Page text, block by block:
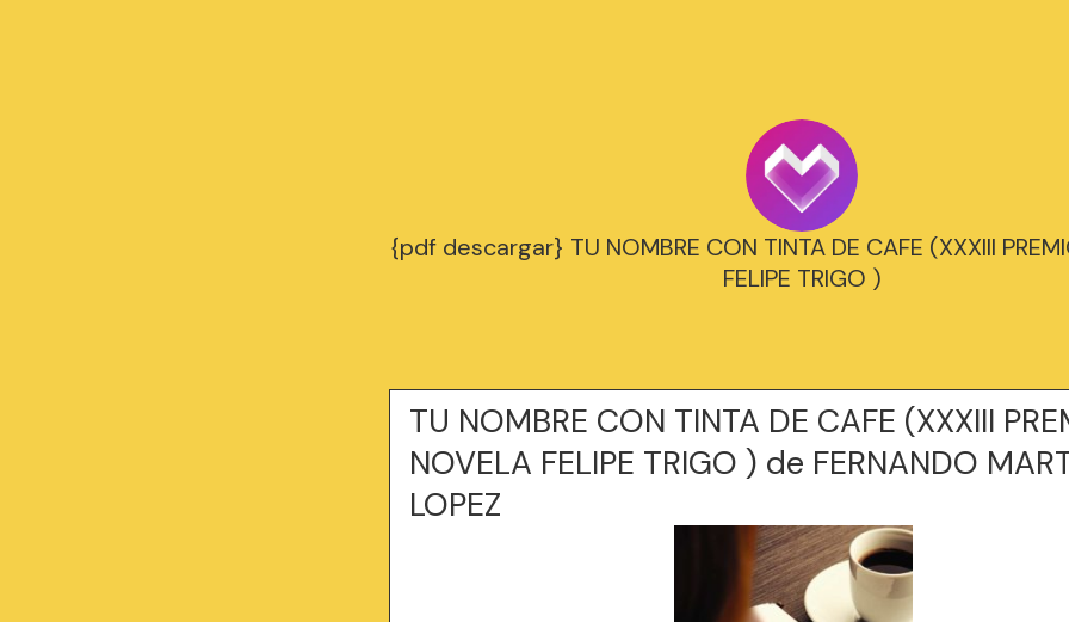
{pdf descargar} TU NOMBRE CON TINTA DE CAFE (XXXIII
FELIPE TRIGO )
TU NOMBRE CON TINTA DE CAFE (XXXIII
NOVELA FELIPE TRIGO ) de FERNANDO
LOPEZ